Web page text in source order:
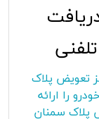
تعویض پلاک
را ارائه
پلاک سمنان